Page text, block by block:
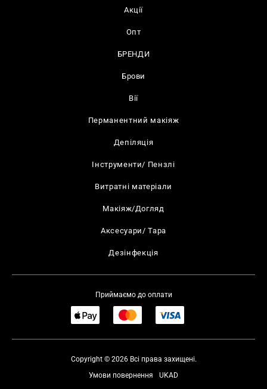
Акції
Опт
БРЕНДИ
Брови
Вії
Перманентний макіяж
Депіляція
Інструменти/ Пензлі
Витратні матеріали
Макіяж/Догляд
Аксесуари/ Тара
Дезінфекція
Приймаємо до оплати
Copyright © 2026 Всі права захищені.
UKAD
Умови повернення